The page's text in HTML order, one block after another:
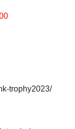
trophy2023/